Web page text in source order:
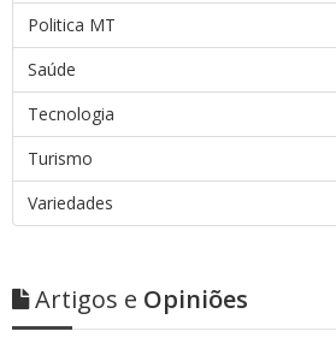
Politica MT
Saúde
Tecnologia
Turismo
Variedades
Artigos e Opiniões